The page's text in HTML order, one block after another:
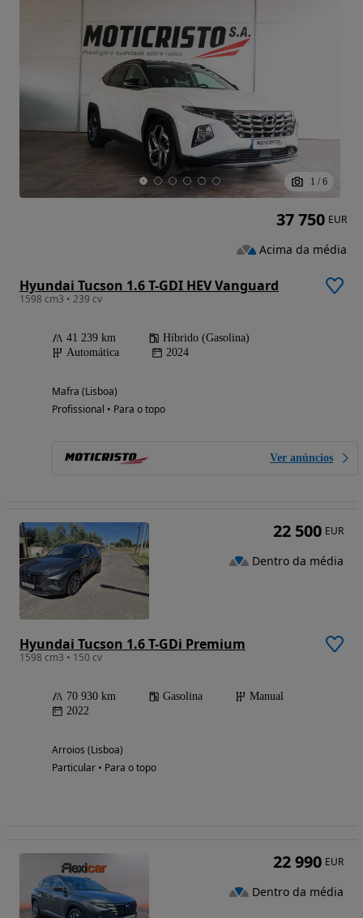
1 / 6
Hyundai Tucson 1.6 T-GDI HEV Vanguard
1598 cm3 • 239 cv
41 239 km
Híbrido (Gasolina)
Automática
2024
Mafra (Lisboa)
Profissional • Para o topo
Ver anúncios
37 750 EUR
Acima da média
Hyundai Tucson 1.6 T-GDi Premium
1598 cm3 • 150 cv
70 930 km Gasolina
Manual
2022
Arroios (Lisboa)
Particular • Para o topo
22 500 EUR
Dentro da média
22 990 EUR
Dentro da média